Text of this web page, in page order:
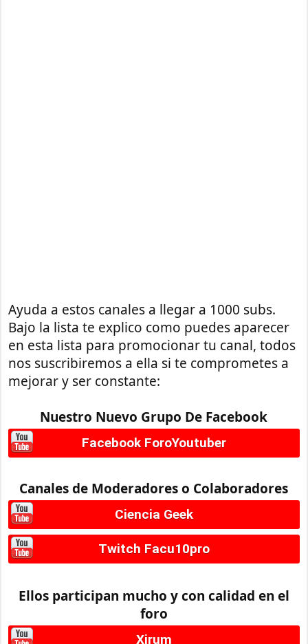
Ayuda a estos canales a llegar a 1000 subs.
Bajo la lista te explico como puedes aparecer
en esta lista para promocionar tu canal, todos
nos suscribiremos a ella si te comprometes a
mejorar y ser constante:
Nuestro Nuevo Grupo De Facebook
Facebook ForoYoutuber
Canales de Moderadores o Colaboradores
Ciencia Geek
Twitch Facu10pro
Ellos participan mucho y con calidad en el
foro
Xirum